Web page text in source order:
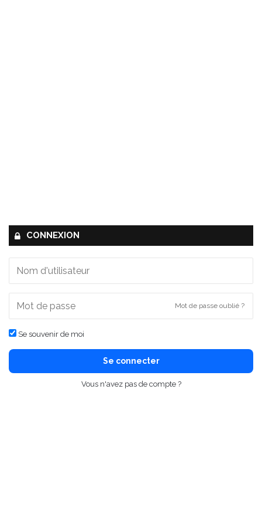
CONNEXION
Mot de passe oublié ?
Se souvenir de moi
Se connecter
Vous n'avez pas de compte ?